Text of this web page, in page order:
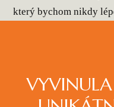
který bychom nikdy
VYVINULA